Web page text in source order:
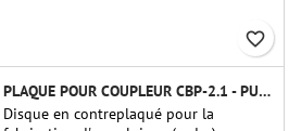
favorite_border
PLAQUE POUR COUPLEUR CBP-2.1 - PUBLIC MISSILES LTD.
Disque en contreplaqué pour la